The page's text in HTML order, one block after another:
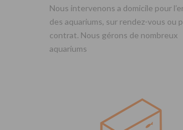
Nous intervenons a domicile pour
des aquariums, sur rendez-vous ou
contrat. Nous gérons de nombreux
aquariums